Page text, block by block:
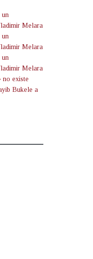
un
Melara
un
Melara
un
Melara
no existe
Bukele a